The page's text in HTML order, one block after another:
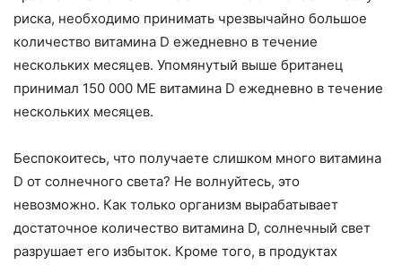
риска, необходимо принимать чрезвычайно большое
количество витамина D ежедневно в течение
нескольких месяцев. Упомянутый выше британец
принимал 150 000 МЕ витамина D ежедневно в течение
нескольких месяцев.
Беспокоитесь, что получаете слишком много витамина
D от солнечного света? Не волнуйтесь, это
невозможно. Как только организм вырабатывает
достаточное количество витамина D, солнечный свет
разрушает его избыток. Кроме того, в продуктах